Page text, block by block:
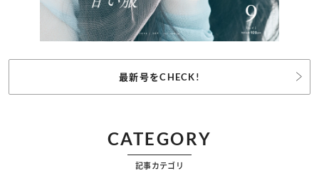
最新号をCHECK!
CATEGORY
記事カテゴリ